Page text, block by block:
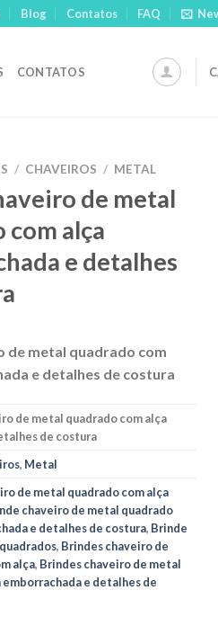
Blog Contatos FAQ
CONTATOS
/ CHAVEIROS / METAL
de metal
com alça
e detalhes
de metal quadrado com
e detalhes de costura
de metal quadrado com alça
de costura
, Metal
de metal quadrado com alça
chaveiro de metal quadrado
e detalhes de costura, Brinde
, Brindes chaveiro de
alça, Brindes chaveiro de metal
emborrachada e detalhes de